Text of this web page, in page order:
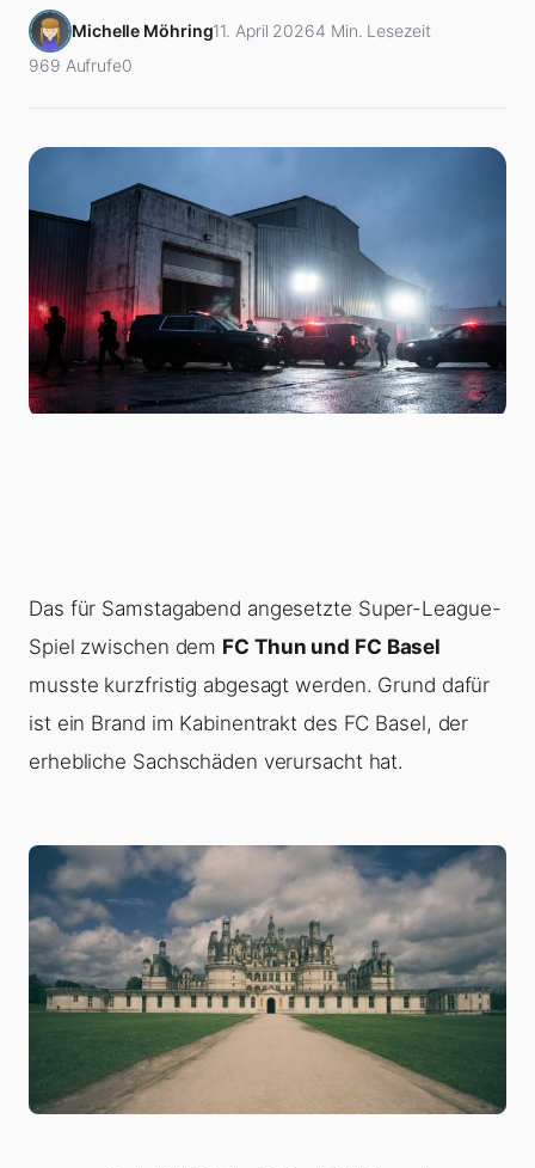
Michelle Möhring11. April 20264 Min. Lesezeit
969 Aufrufe0
Das für Samstagabend angesetzte Super-League-
Spiel zwischen dem FC Thun und FC Basel
musste kurzfristig abgesagt werden. Grund dafür
ist ein Brand im Kabinentrakt des FC Basel, der
erhebliche Sachschäden verursacht hat.